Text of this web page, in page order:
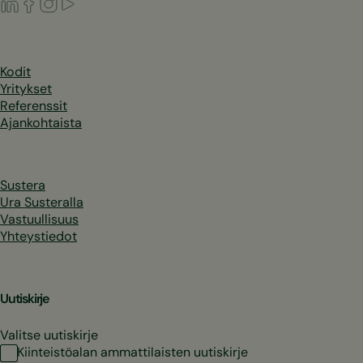
Kodit
Yritykset
Referenssit
Ajankohtaista
Sustera
Ura Susteralla
Vastuullisuus
Yhteystiedot
Uutiskirje
Valitse uutiskirje
Kiinteistöalan ammattilaisten uutiskirje